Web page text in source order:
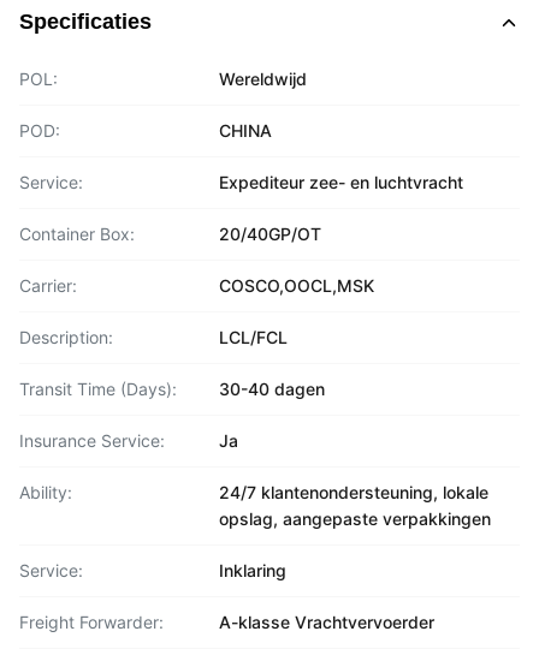
Specificaties
POL: Wereldwijd
POD: CHINA
Service: Expediteur zee- en luchtvracht
Container Box: 20/40GP/OT
Carrier: COSCO,OOCL,MSK
Description: LCL/FCL
Transit Time (Days): 30-40 dagen
Insurance Service: Ja
Ability:
24/7 klantenondersteuning, lokale
opslag, aangepaste verpakkingen
Service: Inklaring
Freight Forwarder: A-klasse Vrachtvervoerder